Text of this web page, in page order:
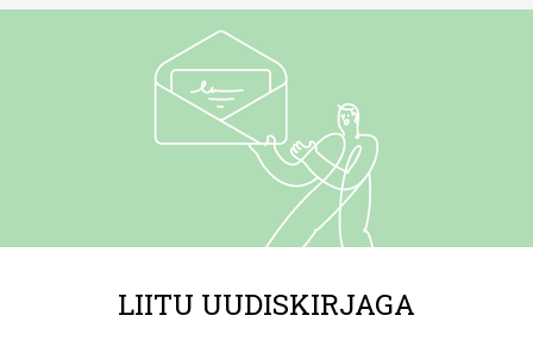
LIITU UUDISKIRJAGA